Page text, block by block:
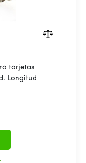
tarjetas
Longitud